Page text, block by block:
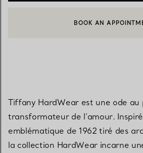
CONTACTER UN CONSEILLER
BOOK AN
Tiffany HardWear est une ode au
transformateur de l’amour.
emblématique de 1962 tiré des
la collection HardWear incarne